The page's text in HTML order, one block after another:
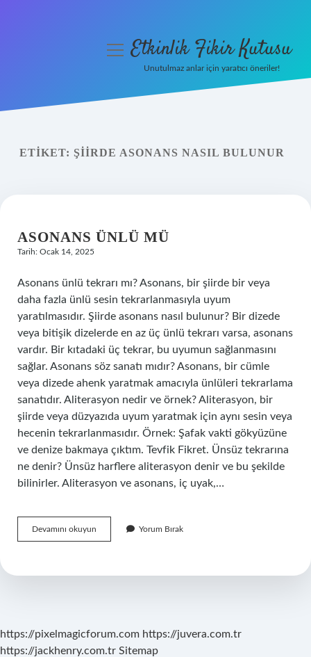
Yasal Uyarı
menüyüEtkinlik Fikir Kutusu
Unutulmaz anlar için yaratıcı öneriler!
ETIKET: ŞIIRDE ASONANS NASIL BULUNUR
ASONANS ÜNLÜ MÜ
Tarih: Ocak 14, 2025
Asonans ünlü tekrarı mı? Asonans, bir şiirde bir veya
daha fazla ünlü sesin tekrarlanmasıyla uyum
yaratılmasıdır. Şiirde asonans nasıl bulunur? Bir dizede
veya bitişik dizelerde en az üç ünlü tekrarı varsa, asonans
vardır. Bir kıtadaki üç tekrar, bu uyumun sağlanmasını
sağlar. Asonans söz sanatı mıdır? Asonans, bir cümle
veya dizede ahenk yaratmak amacıyla ünlüleri tekrarlama
sanatıdır. Aliterasyon nedir ve örnek? Aliterasyon, bir
şiirde veya düzyazıda uyum yaratmak için aynı sesin veya
hecenin tekrarlanmasıdır. Örnek: Şafak vakti gökyüzüne
ve denize bakmaya çıktım. Tevfik Fikret. Ünsüz tekrarına
ne denir? Ünsüz harflere aliterasyon denir ve bu şekilde
bilinirler. Aliterasyon ve asonans, iç uyak,…
Devamını okuyun Asonans
Ünlü
Yorum Bırak
https://pixelmagicforum.com https://juvera.com.tr
https://jackhenry.com.tr Sitemap